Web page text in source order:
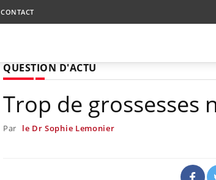
CONTACT
QUESTION D'ACTU
Trop de grossesses
Par le Dr Sophie Lemonier